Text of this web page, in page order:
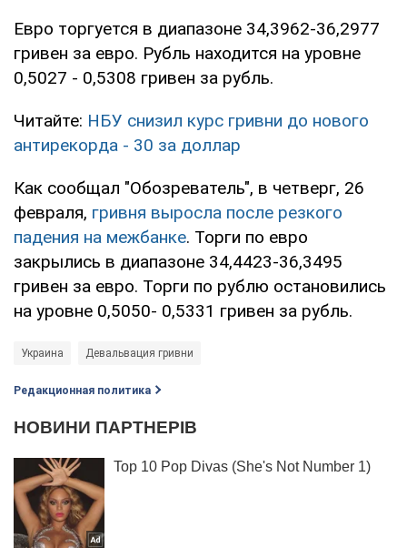
Евро торгуется в диапазоне 34,3962-36,2977
гривен за евро. Рубль находится на уровне
0,5027 - 0,5308 гривен за рубль.
Читайте: НБУ снизил курс гривни до нового
антирекорда - 30 за доллар
Как сообщал "Обозреватель", в четверг, 26
февраля, гривня выросла после резкого
падения на межбанке. Торги по евро
закрылись в диапазоне 34,4423-36,3495
гривен за евро. Торги по рублю остановились
на уровне 0,5050- 0,5331 гривен за рубль.
Украина Девальвация гривни
Редакционная политика